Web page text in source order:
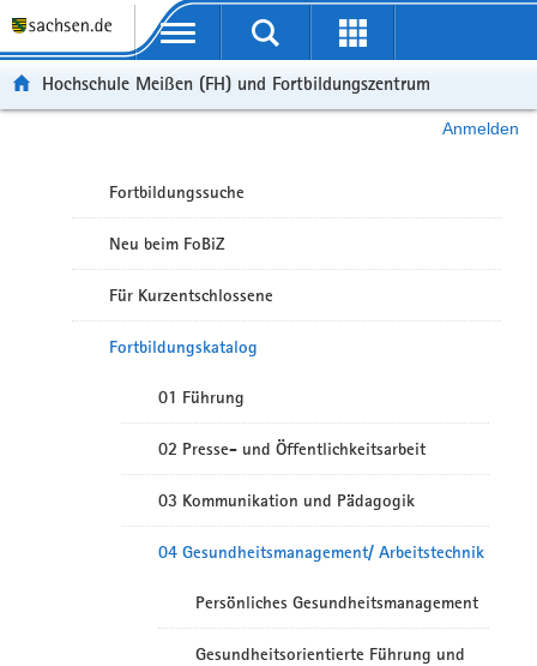
Portalübergreifende Navigation
Hochschule Meißen (FH) und Fortbildungszentrum
Anmelden
Fortbildungssuche
Neu beim FoBiZ
Für Kurzentschlossene
Fortbildungskatalog
01 Führung
02 Presse- und Öffentlichkeitsarbeit
03 Kommunikation und Pädagogik
04 Gesundheitsmanagement/ Arbeitstechnik
Persönliches Gesundheitsmanagement
Gesundheitsorientierte Führung und